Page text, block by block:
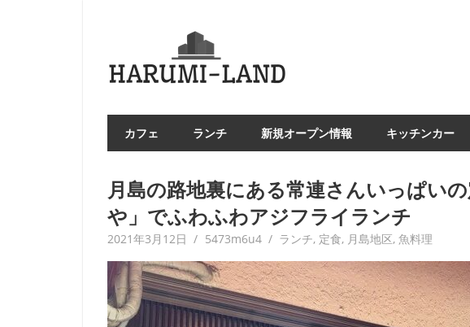
カフェ ランチ 新規オープン情報 キッチンカー
月島の路地裏にある常連さんいっぱい
や」でふわふわアジフライランチ
2021年3月12日 5473m6u4 ランチ, 定食, 月島地区,魚料理